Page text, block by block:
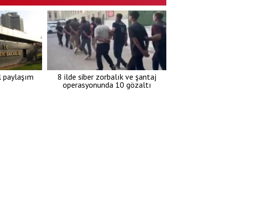
paylaşım
8 ilde siber zorbalık ve şantaj
operasyonunda 10 gözaltı